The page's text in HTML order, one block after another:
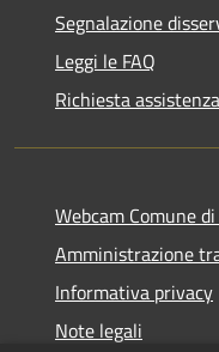
Segnalazione
Leggi le FAQ
Richiesta assistenza
Webcam Comune
Amministrazione
Informativa privacy
Note legali